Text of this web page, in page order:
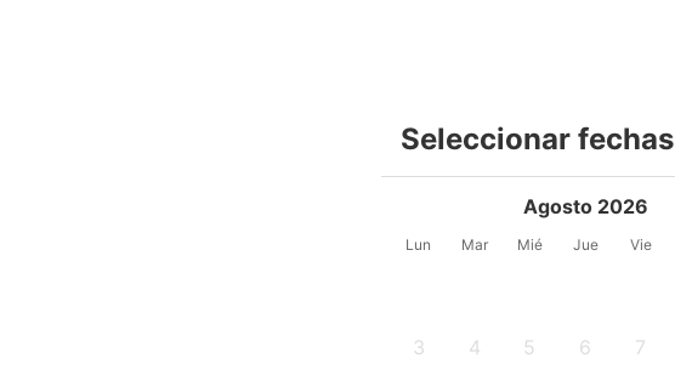
Seleccionar fechas
Agosto 2026
Lun Mar Mié Jue Vie
3 4 5 6 7